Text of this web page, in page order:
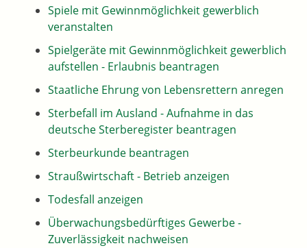
Spiele mit Gewinnmöglichkeit gewerblich
veranstalten
Spielgeräte mit Gewinnmöglichkeit gewerblich
aufstellen - Erlaubnis beantragen
Staatliche Ehrung von Lebensrettern anregen
Sterbefall im Ausland - Aufnahme in das
deutsche Sterberegister beantragen
Sterbeurkunde beantragen
Straußwirtschaft - Betrieb anzeigen
Todesfall anzeigen
Überwachungsbedürftiges Gewerbe -
Zuverlässigkeit nachweisen